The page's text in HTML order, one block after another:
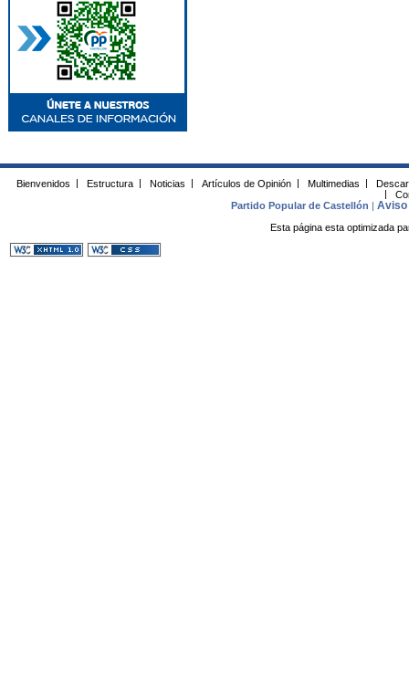
Bienvenidos | Estructura | Noticias | Artículos de Opinión | Multimedias |
|
Partido Popular de Castellón |Aviso
Esta página esta optimizada